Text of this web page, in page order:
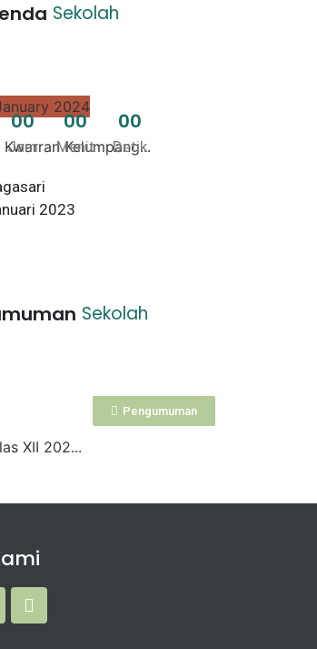
Sekolah
2024
Kelumpang...
2023
00
Jam
00
Menit
00
Detik
Sekolah
Pengumuman
XII 202...